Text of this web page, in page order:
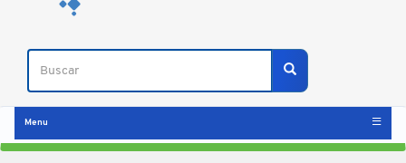
Buscar
Buscar
Menu